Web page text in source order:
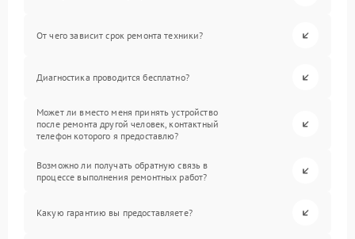
От чего зависит срок ремонта техники?
Диагностика проводится бесплатно?
Может ли вместо меня принять устройство
после ремонта другой человек, контактный
телефон которого я предоставлю?
Возможно ли получать обратную связь в
процессе выполнения ремонтных работ?
Какую гарантию вы предоставляете?